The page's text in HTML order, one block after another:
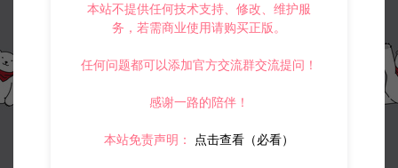
本站不提供任何技术支持、修改、维护服
务，若需商业使用请购买正版。
任何问题都可以添加官方交流群交流提问！
感谢一路的陪伴！
本站免责声明： 点击查看（必看）